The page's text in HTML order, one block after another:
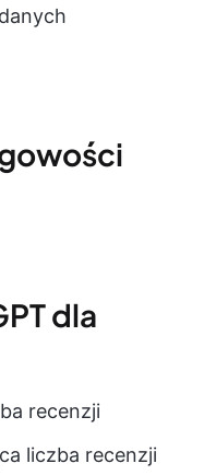
dla
recenzji
liczba recenzji